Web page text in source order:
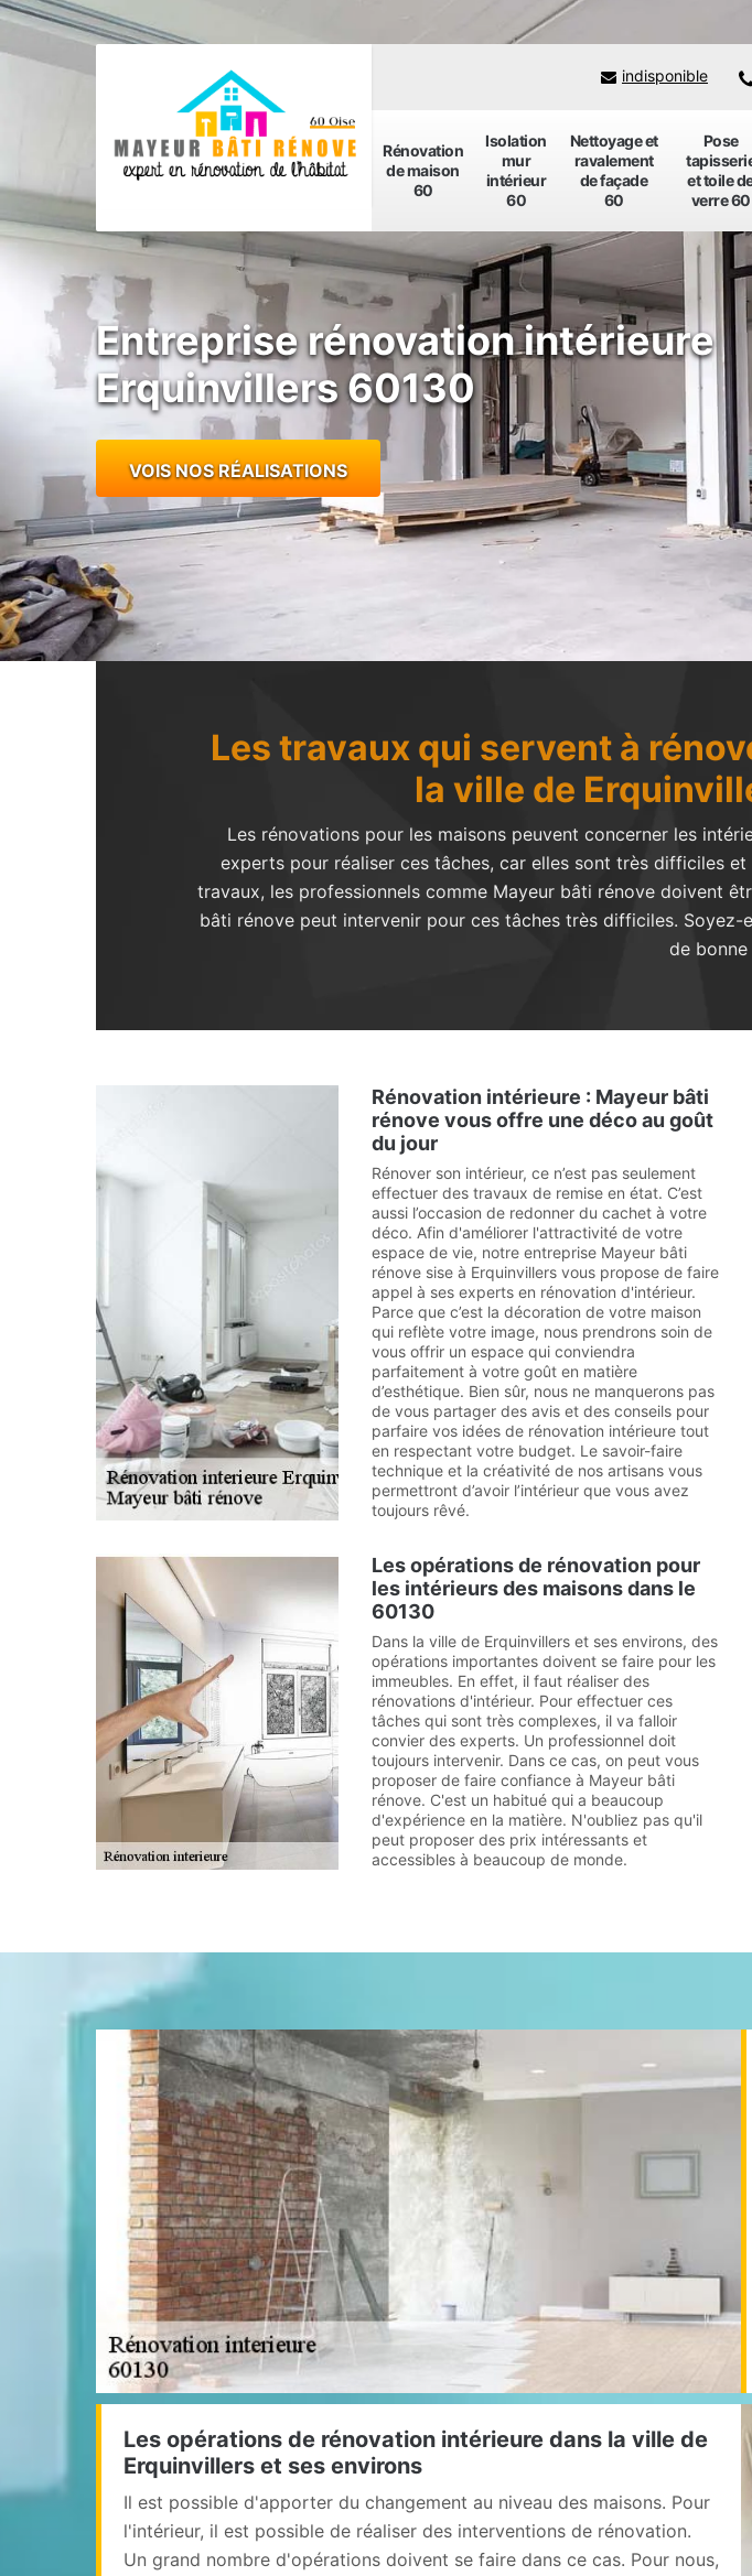
Rénovation
de maison
60
Isolation
mur
intérieur
60
Nettoyage et
ravalement
de façade
60
Pose
et toile
verre 60
indisponible
Entreprise rénovation intérieure
Erquinvillers 60130
VOIS NOS RÉALISATIONS
Les travaux qui servent à
la ville de
Les rénovations pour les maisons peuvent concerner les
experts pour réaliser ces tâches, car elles sont très difficiles
travaux, les professionnels comme Mayeur bâti rénove doivent
bâti rénove peut intervenir pour ces tâches très difficiles.
de
Rénovation intérieure : Mayeur bâti
rénove vous offre une déco au goût
du jour
Rénover son intérieur, ce n’est pas seulement
effectuer des travaux de remise en état. C’est
aussi l’occasion de redonner du cachet à votre
déco. Afin d'améliorer l'attractivité de votre
espace de vie, notre entreprise Mayeur bâti
rénove sise à Erquinvillers vous propose de faire
appel à ses experts en rénovation d'intérieur.
Parce que c’est la décoration de votre maison
qui reflète votre image, nous prendrons soin de
vous offrir un espace qui conviendra
parfaitement à votre goût en matière
d’esthétique. Bien sûr, nous ne manquerons pas
de vous partager des avis et des conseils pour
parfaire vos idées de rénovation intérieure tout
en respectant votre budget. Le savoir-faire
technique et la créativité de nos artisans vous
permettront d’avoir l’intérieur que vous avez
toujours rêvé.
Les opérations de rénovation pour
les intérieurs des maisons dans le
60130
Dans la ville de Erquinvillers et ses environs, des
opérations importantes doivent se faire pour les
immeubles. En effet, il faut réaliser des
rénovations d'intérieur. Pour effectuer ces
tâches qui sont très complexes, il va falloir
convier des experts. Un professionnel doit
toujours intervenir. Dans ce cas, on peut vous
proposer de faire confiance à Mayeur bâti
rénove. C'est un habitué qui a beaucoup
d'expérience en la matière. N'oubliez pas qu'il
peut proposer des prix intéressants et
accessibles à beaucoup de monde.
Les opérations de rénovation intérieure dans la ville de
Erquinvillers et ses environs
Il est possible d'apporter du changement au niveau des maisons. Pour
l'intérieur, il est possible de réaliser des interventions de rénovation.
Un grand nombre d'opérations doivent se faire dans ce cas. Pour nous,